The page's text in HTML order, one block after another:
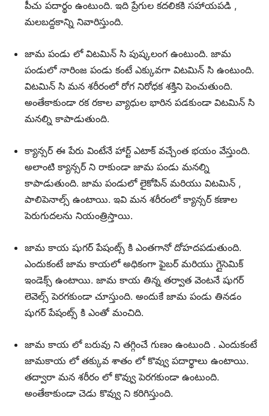
పీచు పదార్థం ఉంటుంది. ఇది ప్రేగుల కదలికకి సహాయపడి ,
మలబద్దకాన్ని నివారిస్తుంది.
జామ పండు లో విటమిన్ సి పుష్కలంగ ఉంటుంది. జామ
పండులో నారింజ పండు కంటే ఎక్కువగా విటమిన్ సి ఉంటుంది.
విటమిన్ సి మన శరీరంలో రోగ నిరోధక శక్తిని పెంచుతుంది.
అంతేకాకుండా రక రకాల వ్యాధుల భారిన పడకుండా విటమిన్ సి
మనల్ని కాపాడుతుంది.
క్యాన్సర్ ఈ పేరు వింటేనే హార్ట్ ఎటాక్ వచ్చేంత భయం వేస్తుంది.
అలాంటి క్యాన్సర్ ని రాకుండా జామ పండు మనల్ని
కాపాడుతుంది. జామ పండులో లైకోపిన్ మరియు విటమిన్ ,
పాలిపెనాల్స్ ఉంటాయి. ఇవి మన శరీరంలో క్యాన్సర్ కణాల
పెరుగుదలను నియంత్రిస్తాయి.
జామ కాయ షుగర్ పేషంట్స్ కి ఎంతగానో దోహదపడుతుంది.
ఎందుకంటే జామ కాయలో అధికంగా ఫైబర్ మరియు గ్లైసెమిక్
ఇండెక్స్ ఉంటాయి. జామ కాయ తిన్న తర్వాత వెంటనే షుగర్
లెవెల్స్ పెరగకుండా చూస్తుంది. అందుకే జామ పండు తినడం
షుగర్ పేషంట్స్ కి ఎంతో మంచిది.
జామ కాయ లో బరువు ని తగ్గించే గుణం ఉంటుంది . ఎందుకంటే
జామకాయ లో తక్కువ శాతం లో కొవ్వు పదార్థాలు ఉంటాయి.
తద్వారా మన శరీరం లో కొవ్వు పెరగకుండా ఉంటుంది.
అంతేకాకుండా చెడు కొవ్వు ని కరిగిస్తుంది.